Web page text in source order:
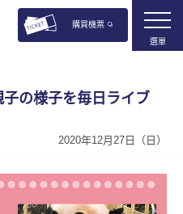
購買機票
選單
の様子を毎日ライブ
2020年12月27日（日）